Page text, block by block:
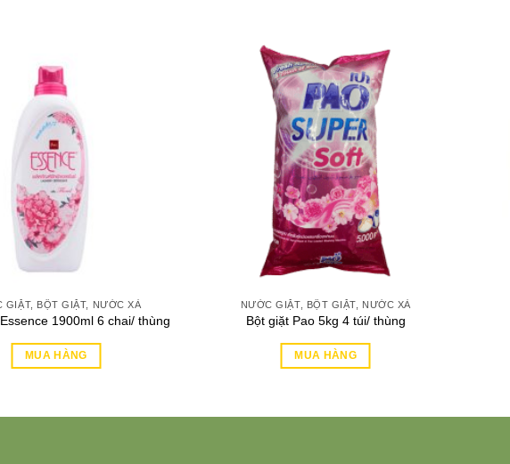
GIẶT, BỘT GIẶT, NƯỚC XẢ
1900ml 6 chai/ thùng
MUA HÀNG
NƯỚC GIẶT, BỘT GIẶT, NƯỚC XẢ
Bột giặt Pao 5kg 4 túi/ thùng
MUA HÀNG